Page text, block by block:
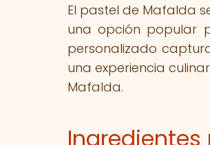
El pastel de Mafalda
una opción popular
personalizado
una experiencia
Mafalda.